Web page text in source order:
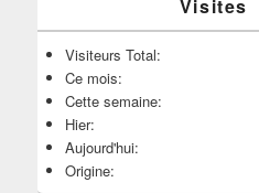
Visites
Visiteurs Total:
Ce mois:
Cette semaine:
Hier:
Aujourd'hui:
Origine: